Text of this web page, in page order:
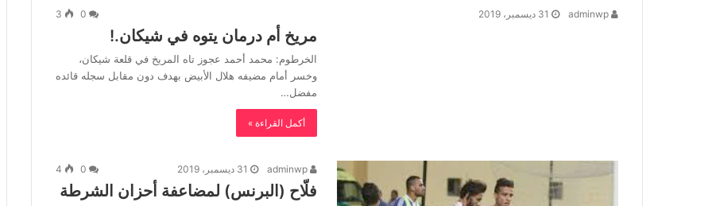
31 ديسمبر، 2019 3
مريخ أم درمان يتوه في شيكان.!
الخرطوم: محمد أحمد عجوز تاه المريخ في قلعة شيكان،
وخسر أمام مضيفه هلال الأبيض بهدف دون مقابل سجله قائده
مفضل…
أكمل القراءة »
31 ديسمبر، 2019 4
فلّاح (البرنس) لمضاعفة أحزان الشرطة